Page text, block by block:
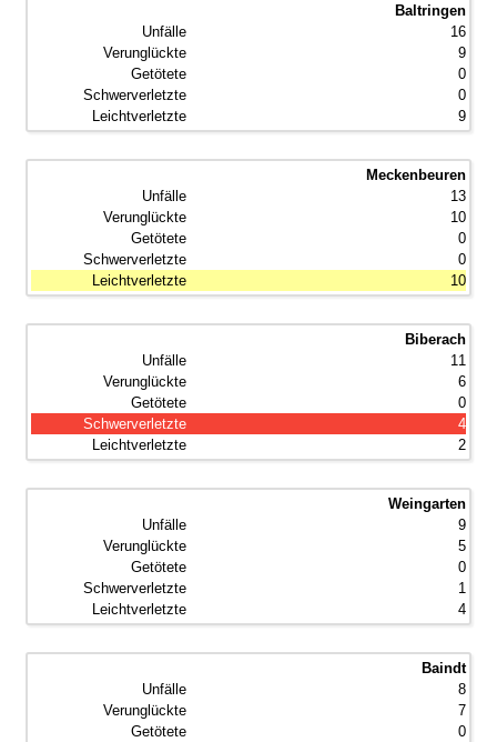
Baltringen
16
9
0
0
9
Meckenbeuren
13
10
0
0
10
Biberach
11
6
0
4
2
Weingarten
9
5
0
1
4
Baindt
8
7
0